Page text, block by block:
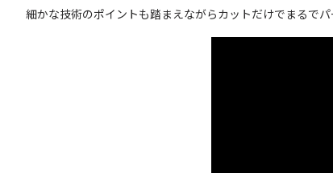
細かな技術のポイントも踏まえながらカットだけでまるで